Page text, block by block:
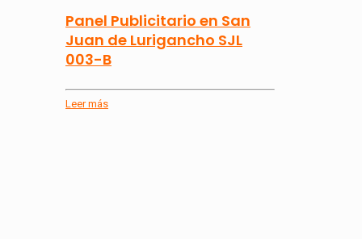
Panel Publicitario en San
Juan de Lurigancho SJL
003-B
Leer más